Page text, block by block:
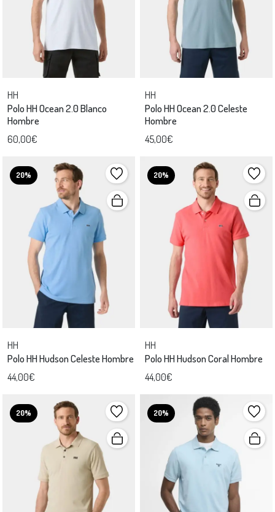
HH
Polo HH Ocean 2.0 Blanco
Hombre
60,00€
HH
Polo HH Ocean 2.0 Celeste
Hombre
45,00€
20%
HH
Polo HH Hudson Celeste Hombre
44,00€
20%
HH
Polo HH Hudson Coral Hombre
44,00€
20% 20%